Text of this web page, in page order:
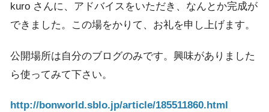
kuro さんに、アドバイスをいただき、なんとか完成が
できました。この場をかりて、お礼を申し上げます。
公開場所は自分のブログのみです。興味がありました
ら使ってみて下さい。
http://bonworld.sblo.jp/article/185511860.html